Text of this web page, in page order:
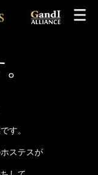
す。
ステスが